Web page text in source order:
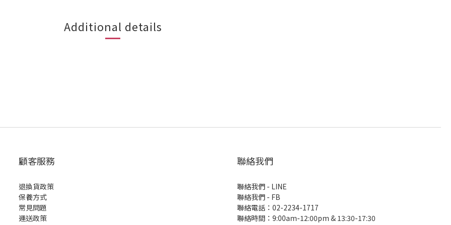
Additional details
顧客服務
退換貨政策
保養方式
常見問題
運送政策
聯絡我們
聯絡我們 - LINE
聯絡我們 - FB
聯絡電話：02-2234-1717
聯絡時間：9:00am-12:00pm & 13:30-17:30